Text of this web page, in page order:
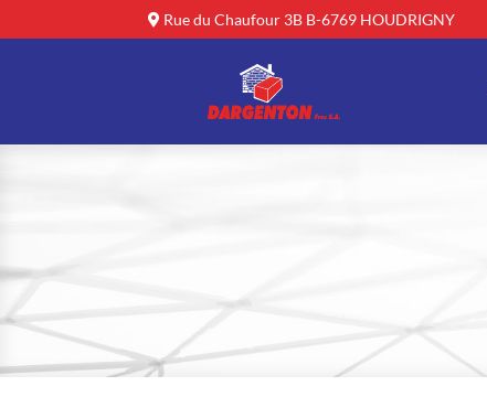
Rue du Chaufour 3B B-6769 HOUDRIGNY